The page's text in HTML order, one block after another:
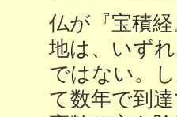
仏が『宝積
地は、いず
ではない。
て数年で到